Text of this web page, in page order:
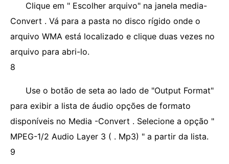
Clique em " Escolher arquivo" na janela media-
Convert . Vá para a pasta no disco rígido onde o
arquivo WMA está localizado e clique duas vezes no
arquivo para abri-lo.
8
Use o botão de seta ao lado de "Output Format"
para exibir a lista de áudio opções de formato
disponíveis no Media -Convert . Selecione a opção "
MPEG-1/2 Audio Layer 3 ( . Mp3) " a partir da lista.
9